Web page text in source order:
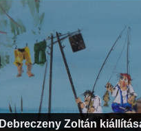
Debreczeny Zoltán